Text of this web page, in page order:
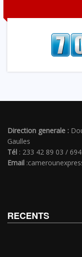
Direction generale :
Gaulles
Tél : 233 42 89 03 /
Email
RECENTS